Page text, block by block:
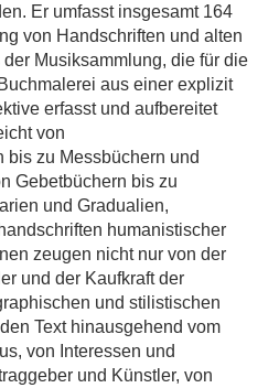
Er umfasst insgesamt 164
von Handschriften und alten
Musiksammlung, die für die
aus einer explizit
erfasst und aufbereitet
von
bis zu Messbüchern und
Gebetbüchern bis zu
und Gradualien,
humanistischer
zeugen nicht nur von der
und der Kaufkraft der
und stilistischen
Text hinausgehend vom
von Interessen und
und Künstler, von